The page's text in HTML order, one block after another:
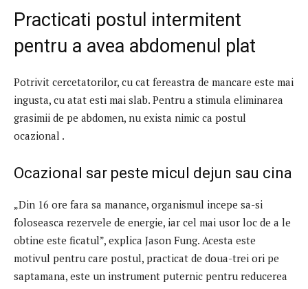
Practicati postul intermitent
pentru a avea abdomenul plat
Potrivit cercetatorilor, cu cat fereastra de mancare este mai
ingusta, cu atat esti mai slab. Pentru a stimula eliminarea
grasimii de pe abdomen, nu exista nimic ca postul
ocazional .
Ocazional sar peste micul dejun sau cina
„Din 16 ore fara sa manance, organismul incepe sa-si
foloseasca rezervele de energie, iar cel mai usor loc de a le
obtine este ficatul”, explica Jason Fung. Acesta este
motivul pentru care postul, practicat de doua-trei ori pe
saptamana, este un instrument puternic pentru reducerea